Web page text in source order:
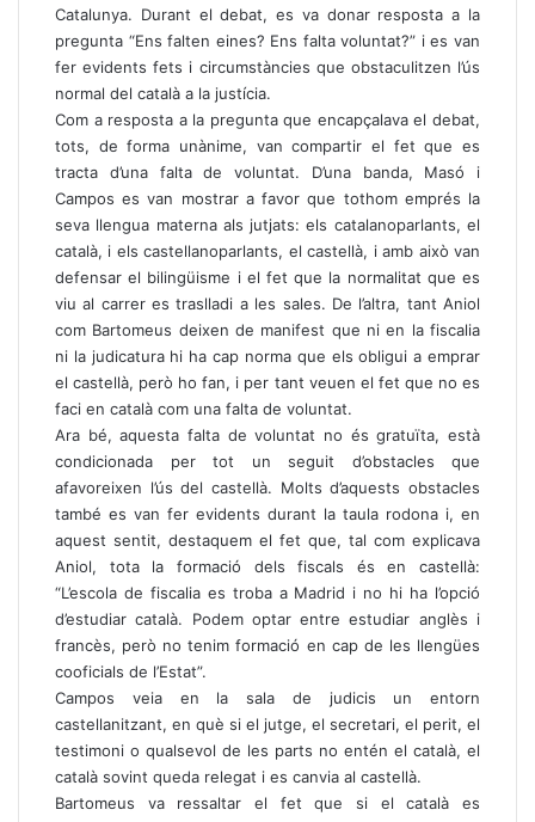
Catalunya. Durant el debat, es va donar resposta a la
pregunta “Ens falten eines? Ens falta voluntat?” i es van
fer evidents fets i circumstàncies que obstaculitzen l’ús
normal del català a la justícia.
Com a resposta a la pregunta que encapçalava el debat,
tots, de forma unànime, van compartir el fet que es
tracta d’una falta de voluntat. D’una banda, Masó i
Campos es van mostrar a favor que tothom emprés la
seva llengua materna als jutjats: els catalanoparlants, el
català, i els castellanoparlants, el castellà, i amb això van
defensar el bilingüisme i el fet que la normalitat que es
viu al carrer es traslladi a les sales. De l’altra, tant Aniol
com Bartomeus deixen de manifest que ni en la fiscalia
ni la judicatura hi ha cap norma que els obligui a emprar
el castellà, però ho fan, i per tant veuen el fet que no es
faci en català com una falta de voluntat.
Ara bé, aquesta falta de voluntat no és gratuïta, està
condicionada per tot un seguit d’obstacles que
afavoreixen l’ús del castellà. Molts d’aquests obstacles
també es van fer evidents durant la taula rodona i, en
aquest sentit, destaquem el fet que, tal com explicava
Aniol, tota la formació dels fiscals és en castellà:
“L’escola de fiscalia es troba a Madrid i no hi ha l’opció
d’estudiar català. Podem optar entre estudiar anglès i
francès, però no tenim formació en cap de les llengües
cooficials de l’Estat”.
Campos veia en la sala de judicis un entorn
castellanitzant, en què si el jutge, el secretari, el perit, el
testimoni o qualsevol de les parts no entén el català, el
català sovint queda relegat i es canvia al castellà.
Bartomeus va ressaltar el fet que si el català es